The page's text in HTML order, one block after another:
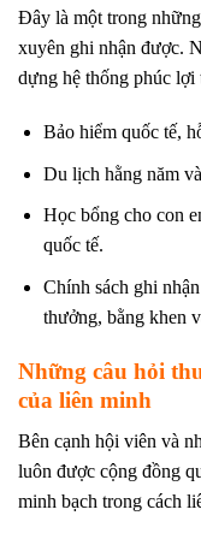
Đây là một trong
xuyên ghi nhận được.
dựng hệ thống phúc lợi
Bảo hiểm quốc tế,
Du lịch hằng năm
Học bổng cho con
quốc tế.
Chính sách ghi
thưởng, bằng khen
Những câu hỏi
của liên minh
Bên cạnh hội viên và
luôn được cộng đồng
minh bạch trong cách